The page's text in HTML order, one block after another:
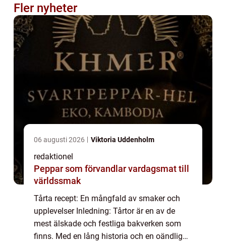
Fler nyheter
06 augusti 2026 Viktoria Uddenholm
redaktionel
Peppar som förvandlar vardagsmat till
världssmak
Tårta recept: En mångfald av smaker och
upplevelser Inledning: Tårtor är en av de
mest älskade och festliga bakverken som
finns. Med en lång historia och en oändlig